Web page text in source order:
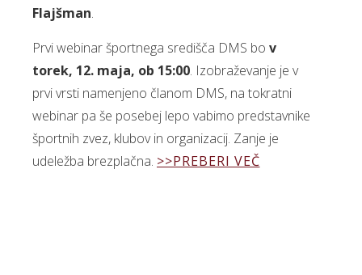
Flajšman.
Prvi webinar športnega središča DMS bo v
torek, 12. maja, ob 15:00. Izobraževanje je v
prvi vrsti namenjeno članom DMS, na tokratni
webinar pa še posebej lepo vabimo predstavnike
športnih zvez, klubov in organizacij. Zanje je
udeležba brezplačna. >>PREBERI VEČ